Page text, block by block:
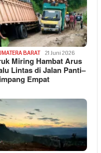
BARAT 21 Juni 2026
Miring Hambat Arus
Lintas di Jalan Panti–
Empat